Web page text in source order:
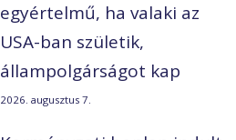
egyértelmű, ha valaki az
USA-ban születik,
állampolgárságot kap
2026. augusztus 7.